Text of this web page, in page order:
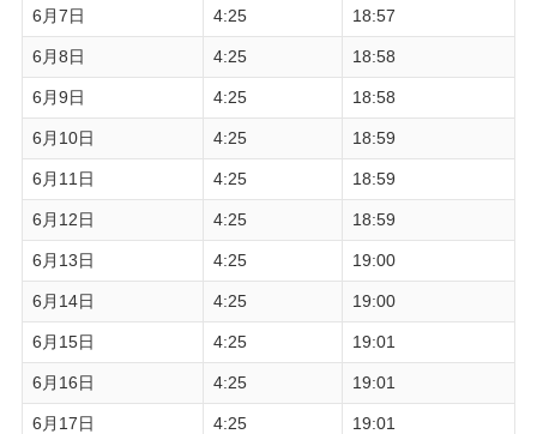
6月7日 4:25 18:57
6月8日 4:25 18:58
6月9日 4:25 18:58
6月10日 4:25 18:59
6月11日 4:25 18:59
6月12日 4:25 18:59
6月13日 4:25 19:00
6月14日 4:25 19:00
6月15日 4:25 19:01
6月16日 4:25 19:01
6月17日 4:25 19:01